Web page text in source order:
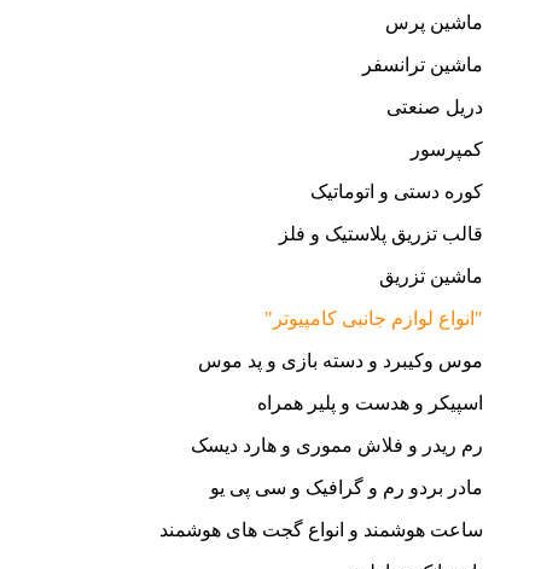
ماشین پرس
ماشین ترانسفر
دریل صنعتی
کمپرسور
کوره دستی و اتوماتیک
قالب تزریق پلاستیک و فلز
ماشین تزریق
"انواع لوازم جانبی کامپیوتر"
موس وکیبرد و دسته بازی و پد موس
اسپیکر و هدست و پلیر همراه
رم ریدر و فلاش مموری و هارد دیسک
مادر بردو رم و گرافیک و سی پی یو
ساعت هوشمند و انواع گجت های هوشمند